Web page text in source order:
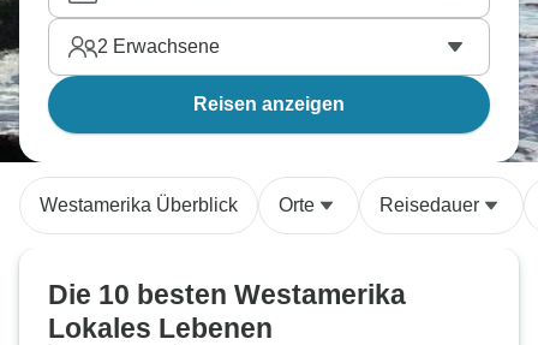
2 Erwachsene
Reisen anzeigen
Westamerika Überblick Orte Reisedauer
Die 10 besten Westamerika
Lokales Lebenen